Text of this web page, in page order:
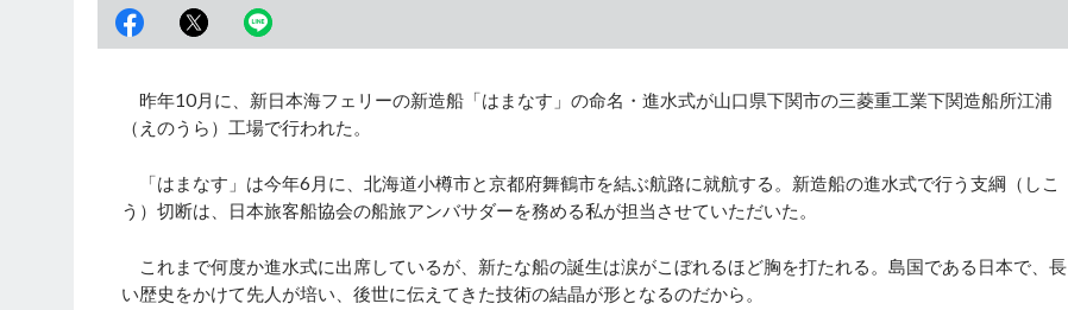
昨年10月に、新日本海フェリーの新造船「はまなす」の命名・進水式が山口県下関市の三菱重工業下関造船所江浦
（えのうら）工場で行われた。
「はまなす」は今年6月に、北海道小樽市と京都府舞鶴市を結ぶ航路に就航する。新造船の進水式で行う支綱（しこ
う）切断は、日本旅客船協会の船旅アンバサダーを務める私が担当させていただいた。
これまで何度か進水式に出席しているが、新たな船の誕生は涙がこぼれるほど胸を打たれる。島国である日本で、長
い歴史をかけて先人が培い、後世に伝えてきた技術の結晶が形となるのだから。